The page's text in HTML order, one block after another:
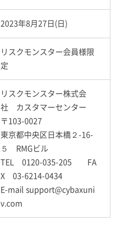
2023年8月27日(日)
リスクモンスター会員様限
定
リスクモンスター株式会
社 カスタマーセンター
〒103-0027
東京都中央区日本橋２-16-
５ RMGビル
TEL 0120-035-205 FA
X 03-6214-0434
E-mail support@cybaxuni
v.com